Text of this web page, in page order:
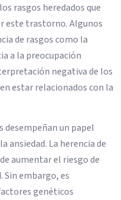
rasgos heredados que
este trastorno. Algunos
de rasgos como la
a la preocupación
negativa de los
estar relacionados con la
desempeñan un papel
ansiedad. La herencia de
aumentar el riesgo de
embargo, es
genéticos